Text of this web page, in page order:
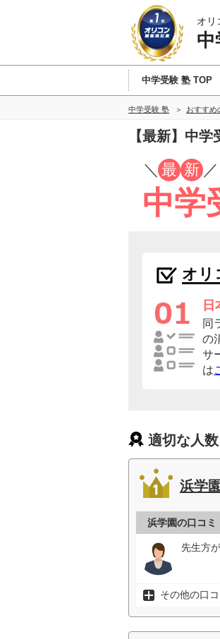
オリ
中
中学受験 塾 TOP
中学受験 塾 おすすめ
【最新】中
／ 最 新 ／
中学
オリ
同
の
サ
は
適切な人
浜学園
浜学園の口コミ
先生方
その他の口